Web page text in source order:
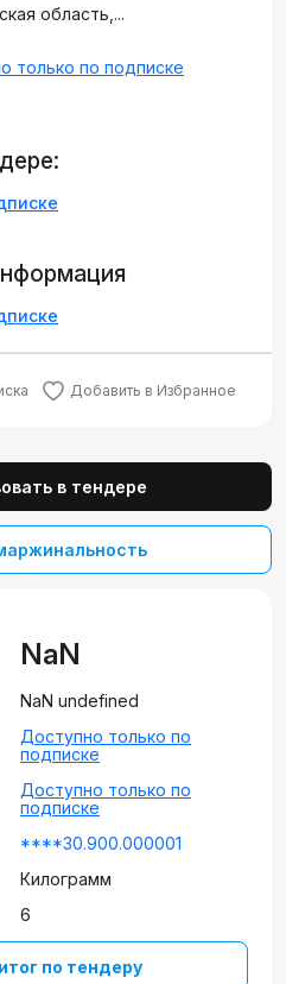
область,...
только по подписке
Добавить в Избранное
в тендере
NaN
NaN undefined
Доступно только по
подписке
Доступно только по
подписке
****30.900.000001
Килограмм
6
по тендеру